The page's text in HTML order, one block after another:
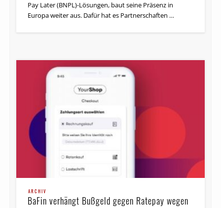
Pay Later (BNPL)-Lösungen, baut seine Präsenz in
Europa weiter aus. Dafür hat es Partnerschaften …
ARCHIV
BaFin verhängt Bußgeld gegen Ratepay wegen